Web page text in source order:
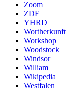
Zoom
ZDF
YHRD
Wortherkunft
Workshop
Woodstock
Windsor
William
Wikipedia
Westfalen